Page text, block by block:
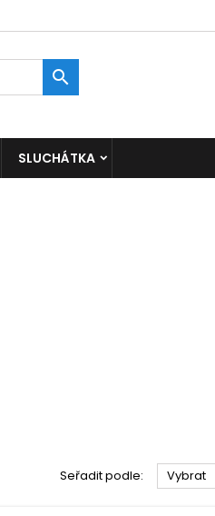

SLUCHÁTKA
Seřadit podle: Vybrat